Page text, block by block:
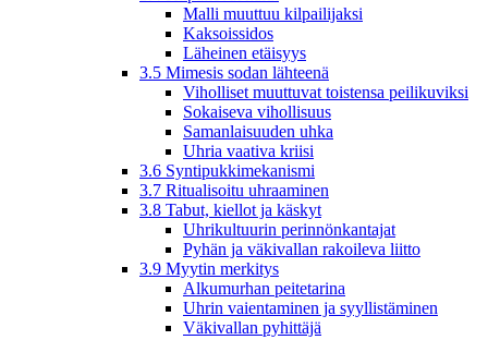
Malli muuttuu kilpailijaksi
Kaksoissidos
Läheinen etäisyys
3.5 Mimesis sodan lähteenä
Viholliset muuttuvat toistensa peilikuviksi
Sokaiseva vihollisuus
Samanlaisuuden uhka
Uhria vaativa kriisi
3.6 Syntipukkimekanismi
3.7 Ritualisoitu uhraaminen
3.8 Tabut, kiellot ja käskyt
Uhrikultuurin perinnönkantajat
Pyhän ja väkivallan rakoileva liitto
3.9 Myytin merkitys
Alkumurhan peitetarina
Uhrin vaientaminen ja syyllistäminen
Väkivallan pyhittäjä